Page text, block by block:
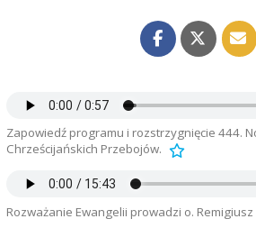
Zapowiedź programu i rozstrzygnięcie 444.
Chrześcijańskich Przebojów.
Rozważanie Ewangelii prowadzi o. Remigiusz